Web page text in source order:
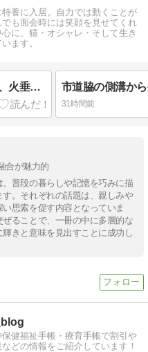
養に入居。自力では動くことが
も面会時には笑顔を見せてくれ
に、猫・オシャレ・そして生き
ます。
二度と観たくないと思っていた、火垂るの墓から学ぶこと…
31時間前
合が魅力的
普段の暮らしや記憶を巧みに描
。それぞれの話題は、親しみや
思索を促す内容となっていま
ることで、一冊の中に多層的な
きと意味を見出すことに成功し
blog
健福祉手帳・療育手帳で割引や
どの情報をご紹介しています！